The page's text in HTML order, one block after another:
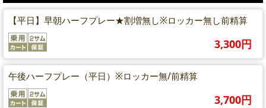
【平日】早朝ハーフプレー★割増無し※ロッカー無し前精算
3,300円
午後ハーフプレー（平日）※ロッカー無/前精算
3,700円